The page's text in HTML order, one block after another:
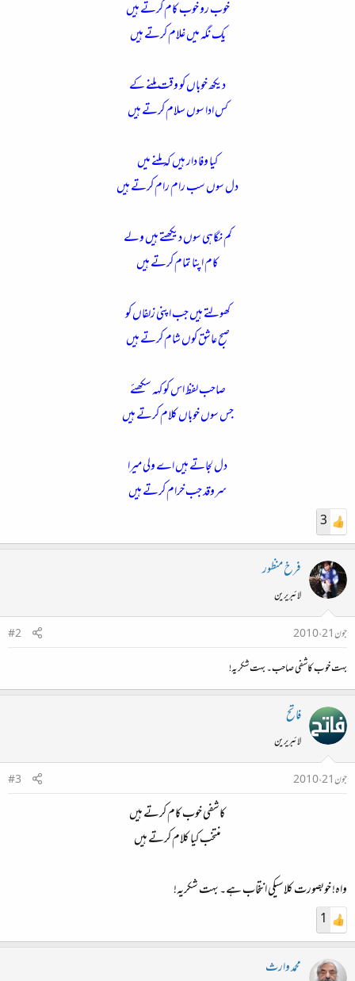
خوب رو خوب کام کرتے ہیں
یک نگہ میں غلام کرتے ہیں
دیکھ خوباں کو وقت ملنے کے
کس ادا سوں سلام کرتے ہیں
کیا وفا دار ہیں کہ ملنے میں
دل سوں سب رام رام کرتے ہیں
کم نگاہی سوں دیکھتے ہیں ولے
کام اپنا تمام کرتے ہیں
کھولتے ہیں جب اپنی زلفاں کو
صبح عاشق کوں شام کرتے ہیں
صاحب لفظ اس کو کہہ سکھئے
جس سوں خوباں کلام کرتے ہیں
دل لجاتے ہیں اے ولی میرا
سروقد جب خرام کرتے ہیں
3
فرخ منظور
لائبریرین
جون 21، 2010
#2
بہت خوب کاشفی صاحب۔ بہت شکریہ!
فاتح
لائبریرین
جون 21، 2010
#3
کاشفی خوب کام کرتے ہیں
منتخب کیا کلام کرتے ہیں
واہ! خوبصورت کلاسیکی انتخاب ہے۔ بہت شکریہ!
1
محمد وارث